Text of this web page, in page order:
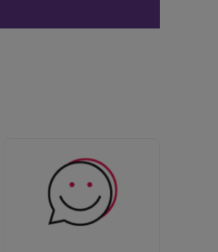
Sprawdź nasze 100%
zadowolenia Klientów